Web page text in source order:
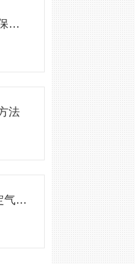
有机玻璃静态箱在种子保存和保护中的作用分析
法
实验室手套箱选型“三步法”：定气氛、定压差、定配件